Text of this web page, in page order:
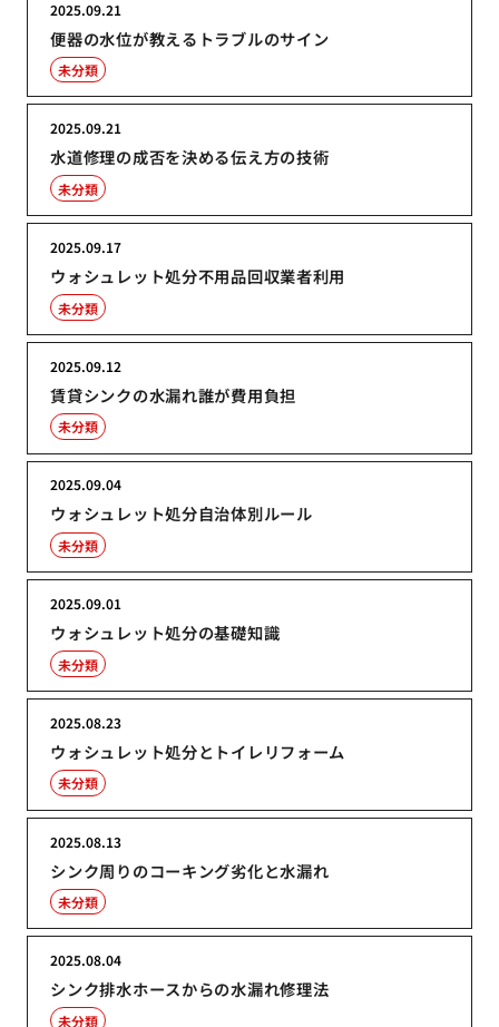
便器の水位が教えるトラブルのサイン
2025.09.21
未分類
水道修理の成否を決める伝え方の技術
2025.09.21
未分類
ウォシュレット処分不用品回収業者利用
2025.09.17
未分類
賃貸シンクの水漏れ誰が費用負担
2025.09.12
未分類
ウォシュレット処分自治体別ルール
2025.09.04
未分類
ウォシュレット処分の基礎知識
2025.09.01
未分類
ウォシュレット処分とトイレリフォーム
2025.08.23
未分類
シンク周りのコーキング劣化と水漏れ
2025.08.13
未分類
シンク排水ホースからの水漏れ修理法
2025.08.04
未分類